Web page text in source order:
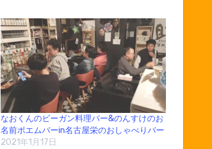
なおくんのビーガン料理バー&のんすけのお
名前ポエムバーin名古屋栄のおしゃべりバー
2021年1月17日